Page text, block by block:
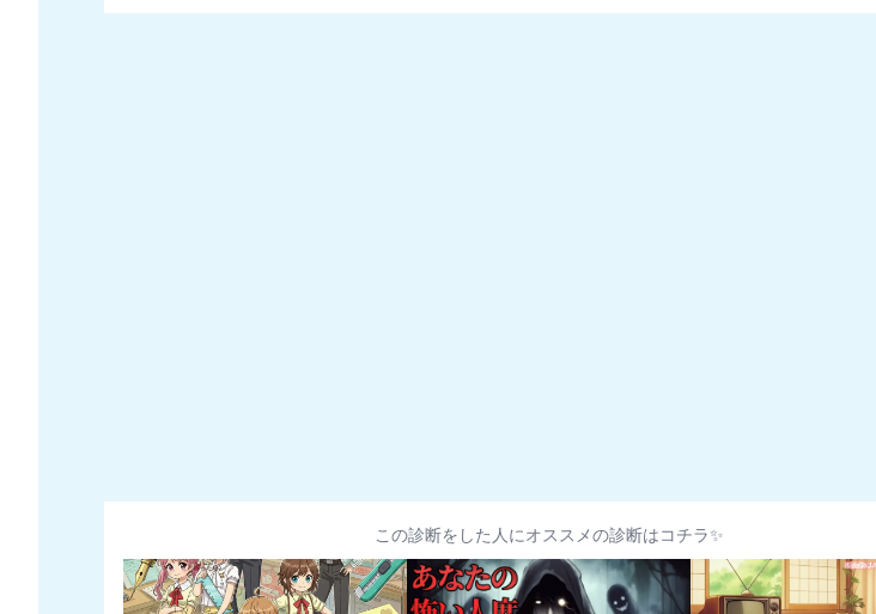
この診断をした人にオススメの診断はコチラ✨